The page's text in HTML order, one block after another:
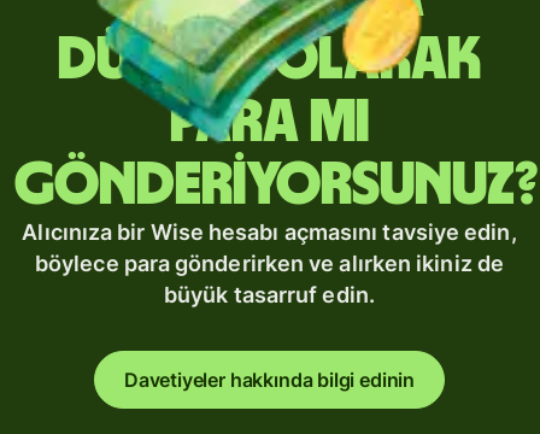
düzenli olarak
para mı
gönderiyorsunuz?
Alıcınıza bir Wise hesabı açmasını tavsiye edin,
böylece para gönderirken ve alırken ikiniz de
büyük tasarruf edin.
Davetiyeler hakkında bilgi edinin